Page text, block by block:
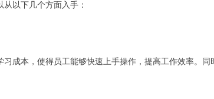
从以下几个方面入手：
成本，使得员工能够快速上手操作，提高工作效率。